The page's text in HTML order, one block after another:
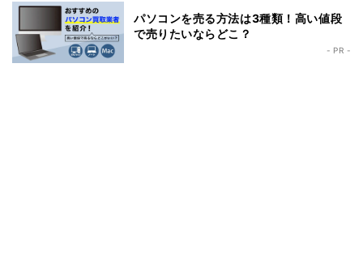
パソコンを売る方法は3種類！高い値段
で売りたいならどこ？
- PR -